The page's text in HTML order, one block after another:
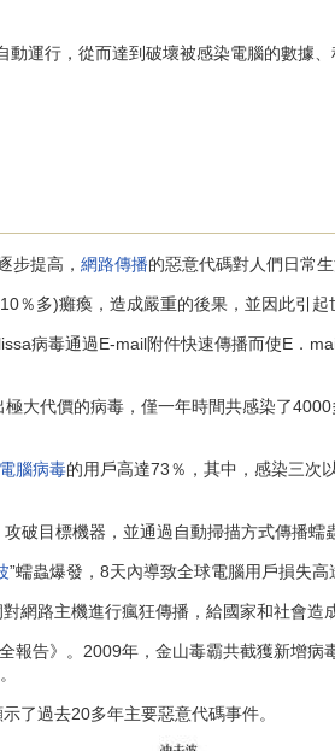
行，從而達到破壞被感染電腦的數據、
步提高， 網路傳播的惡意代碼對人們日常生
多)癱瘓，造成嚴重的後果，並因此引起
病毒通過E-mail附件快速傳播而使E．
代價的病毒，僅一年時間共感染了
電腦病毒的用戶高達73％，其中，感染三次
破目標機器，並通過自動掃描方式傳播蠕
”蠕蟲爆發，8天內導致全球電腦用戶損失高
網路主機進行瘋狂傳播，給國家和社會造
告》。2009年，金山毒霸共截獲新增病
過去20多年主要惡意代碼事件。